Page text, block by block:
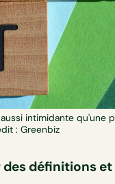
intimidante qu'une
: Greenbiz
définitions et